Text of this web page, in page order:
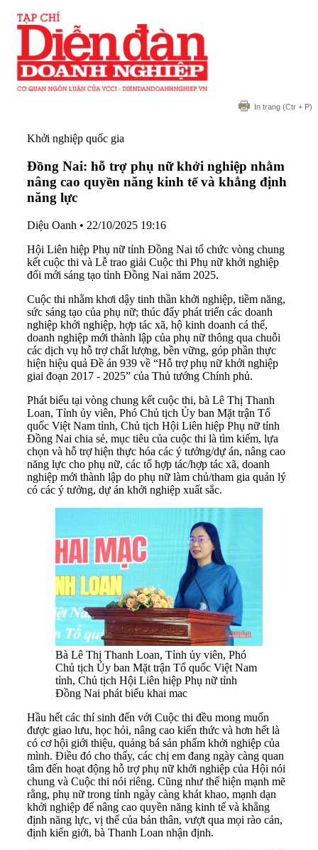
In trang (Ctr + P)
Khởi nghiệp quốc gia
Đồng Nai: hỗ trợ phụ nữ khởi nghiệp nhằm
nâng cao quyền năng kinh tế và khẳng định
năng lực
Diệu Oanh • 22/10/2025 19:16
Hội Liên hiệp Phụ nữ tỉnh Đồng Nai tổ chức vòng chung
kết cuộc thi và Lễ trao giải Cuộc thi Phụ nữ khởi nghiệp
đổi mới sáng tạo tỉnh Đồng Nai năm 2025.
Cuộc thi nhằm khơi dậy tinh thần khởi nghiệp, tiềm năng,
sức sáng tạo của phụ nữ; thúc đẩy phát triển các doanh
nghiệp khởi nghiệp, hợp tác xã, hộ kinh doanh cá thể,
doanh nghiệp mới thành lập của phụ nữ thông qua chuỗi
các dịch vụ hỗ trợ chất lượng, bền vững, góp phần thực
hiện hiệu quả Đề án 939 về “Hỗ trợ phụ nữ khởi nghiệp
giai đoạn 2017 - 2025” của Thủ tướng Chính phủ.
Phát biểu tại vòng chung kết cuộc thi, bà Lê Thị Thanh
Loan, Tỉnh ủy viên, Phó Chủ tịch Ủy ban Mặt trận Tổ
quốc Việt Nam tỉnh, Chủ tịch Hội Liên hiệp Phụ nữ tỉnh
Đồng Nai chia sẻ, mục tiêu của cuộc thi là tìm kiếm, lựa
chọn và hỗ trợ hiện thực hóa các ý tưởng/dự án, nâng cao
năng lực cho phụ nữ, các tổ hợp tác/hợp tác xã, doanh
nghiệp mới thành lập do phụ nữ làm chủ/tham gia quản lý
có các ý tưởng, dự án khởi nghiệp xuất sắc.
Bà Lê Thị Thanh Loan, Tỉnh ủy viên, Phó
Chủ tịch Ủy ban Mặt trận Tổ quốc Việt Nam
tỉnh, Chủ tịch Hội Liên hiệp Phụ nữ tỉnh
Đồng Nai phát biểu khai mac
Hầu hết các thí sinh đến với Cuộc thi đều mong muốn
được giao lưu, học hỏi, nâng cao kiến thức và hơn hết là
có cơ hội giới thiệu, quảng bá sản phẩm khởi nghiệp của
mình. Điều đó cho thấy, các chị em đang ngày càng quan
tâm đến hoạt động hỗ trợ phụ nữ khởi nghiệp của Hội nói
chung và Cuộc thi nói riêng. Cũng như thể hiện mạnh mẽ
rằng, phụ nữ trong tỉnh ngày càng khát khao, mạnh dạn
khởi nghiệp để nâng cao quyền năng kinh tế và khẳng
định năng lực, vị thế của bản thân, vượt qua mọi rào cản,
định kiến giới, bà Thanh Loan nhận định.